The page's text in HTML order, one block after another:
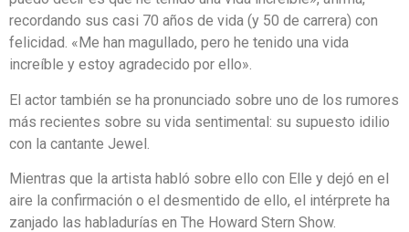
recordando sus casi 70 años de vida (y 50 de carrera) con
felicidad. «Me han magullado, pero he tenido una vida
increíble y estoy agradecido por ello».
El actor también se ha pronunciado sobre uno de los rumores
más recientes sobre su vida sentimental: su supuesto idilio
con la cantante Jewel.
Mientras que la artista habló sobre ello con Elle y dejó en el
aire la confirmación o el desmentido de ello, el intérprete ha
zanjado las habladurías en The Howard Stern Show.